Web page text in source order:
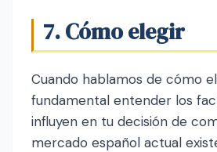
7. Cómo elegir
Cuando hablamos de cómo
fundamental entender los
influyen en tu decisión de
mercado español actual